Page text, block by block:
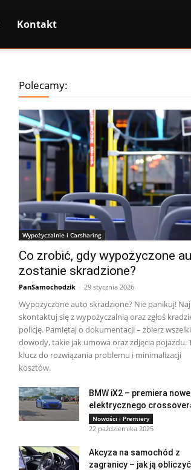
Kontakt
Polecamy:
Wypożyczalnie i Carsharing
Co zrobić, gdy wypożyczone
zostanie skradzione?
PanSamochodzik - 29 stycznia 2026
Wypożyczone auto skradzione? Nie panikuj!
skontaktuj się z wypożyczalnią oraz zgłoś
policję. Pamiętaj o dokumentacji – zbierz
dowody, takie jak umowa oraz zdjęcia pojazdu.
klucz do rozwiązania problemu i minimalizacji
kosztów.
BMW iX2 – premiera
elektrycznego
Nowości i Premiery
22 października 2025
Akcyza na samochód z
zagranicy – jak ją